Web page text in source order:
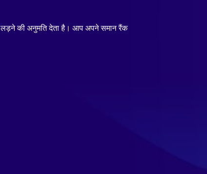
की अनुमति देता है। आप अपने समान रैंक